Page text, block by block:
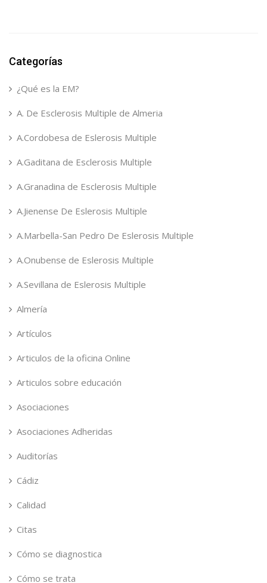
Categorías
¿Qué es la EM?
A. De Esclerosis Multiple de Almeria
A.Cordobesa de Eslerosis Multiple
A.Gaditana de Esclerosis Multiple
A.Granadina de Esclerosis Multiple
A.Jienense De Eslerosis Multiple
A.Marbella-San Pedro De Eslerosis Multiple
A.Onubense de Eslerosis Multiple
A.Sevillana de Eslerosis Multiple
Almería
Artículos
Articulos de la oficina Online
Articulos sobre educación
Asociaciones
Asociaciones Adheridas
Auditorías
Cádiz
Calidad
Citas
Cómo se diagnostica
Cómo se trata